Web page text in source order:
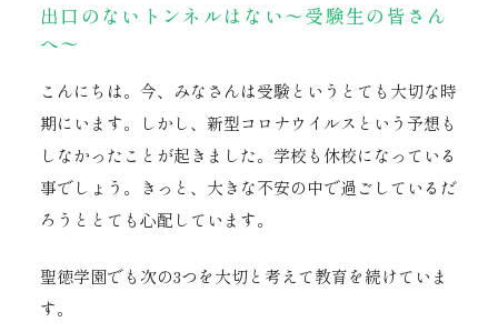
出口のないトンネルはない〜受験生の皆さん
へ〜
こんにちは。今、みなさんは受験というとても大切な時
期にいます。しかし、新型コロナウイルスという予想も
しなかったことが起きました。学校も休校になっている
事でしょう。きっと、大きな不安の中で過ごしているだ
ろうととても心配しています。
聖徳学園でも次の3つを大切と考えて教育を続けていま
す。